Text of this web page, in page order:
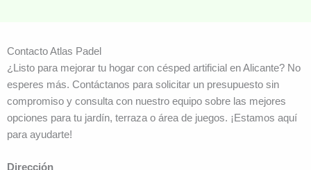
Contacto Atlas Padel
¿Listo para mejorar tu hogar con césped artificial en Alicante? No
esperes más. Contáctanos para solicitar un presupuesto sin
compromiso y consulta con nuestro equipo sobre las mejores
opciones para tu jardín, terraza o área de juegos. ¡Estamos aquí
para ayudarte!
Dirección